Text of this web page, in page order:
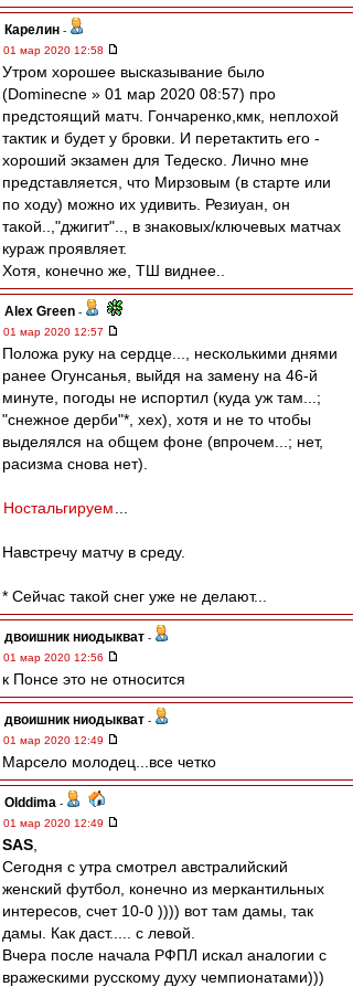
Карелин -
01 мар 2020 12:58
Утром хорошее высказывание было
(Dominecne » 01 мар 2020 08:57) про
предстоящий матч. Гончаренко,кмк, неплохой
тактик и будет у бровки. И перетактить его -
хороший экзамен для Тедеско. Лично мне
представляется, что Мирзовым (в старте или
по ходу) можно их удивить. Резиуан, он
такой..,"джигит".., в знаковых/ключевых матчах
кураж проявляет.
Хотя, конечно же, ТШ виднее..
Alex Green -
01 мар 2020 12:57
Положа руку на сердце..., несколькими днями
ранее Огунсанья, выйдя на замену на 46-й
минуте, погоды не испортил (куда уж там...;
"снежное дерби"*, хех), хотя и не то чтобы
выделялся на общем фоне (впрочем...; нет,
расизма снова нет).
Ностальгируем
Навстречу матчу в среду.
* Сейчас такой снег уже не делают...
двоишник ниодыкват -
01 мар 2020 12:56
к Понсе это не относится
двоишник ниодыкват -
01 мар 2020 12:49
Марсело молодец...все четко
Olddima -
01 мар 2020 12:49
SAS
Сегодня с утра смотрел австралийский
женский футбол, конечно из меркантильных
интересов, счет 10-0 )))) вот там дамы, так
дамы. Как даст..... с левой.
Вчера после начала РФПЛ искал аналогии с
вражескими русскому духу чемпионатами)))